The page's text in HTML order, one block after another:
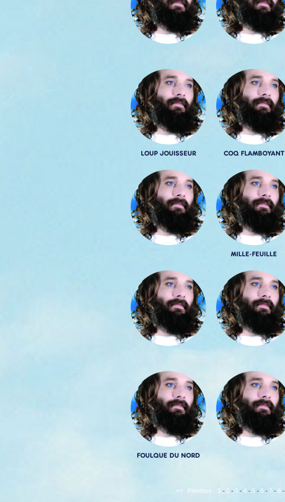
LOUP JOUISSEUR COQ FLAMBOYANT
MILLE-FEUILLE
FOULQUE DU NORD
<< Previous 1 - 2 - 3 - 4 - 5 - 6 - 7 - 8 -